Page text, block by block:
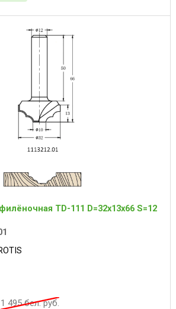
TD-111 D=32x13x66 S=12
1 495бел. руб.